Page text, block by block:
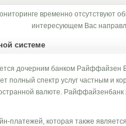
временно отсутствуют
интересующем Вас
системе
дочерним банком Райффайзен
полный спектр услуг частным и
валюте.
платежей, которая также